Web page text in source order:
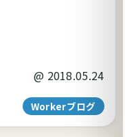
@ 2018.05.24
Workerブログ